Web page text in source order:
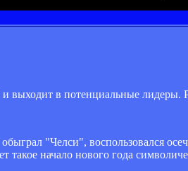
в потенциальные лидеры.
"Челси", воспользовался
такое начало нового года